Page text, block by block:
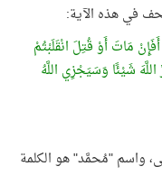
في هذه الآية:
مَاتَ أَوْ قُتِلَ انْقَلَبْتُمْ
شَيْئًا وَسَيَجْزِي اللَّهُ
واسم "مُحمَّد" هو الكلمة